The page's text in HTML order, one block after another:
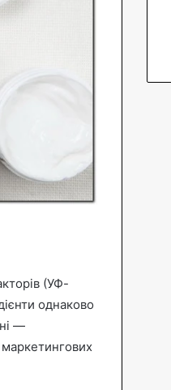
(УФ-
однаково
—
маркетингових